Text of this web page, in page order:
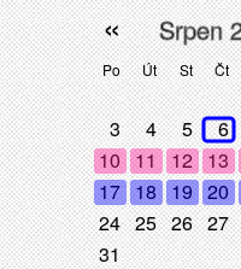
Po Út St Čt
« Srpen
3
4 5 6
10
11 12 13
17 18 19 20
24 25 26 27
31